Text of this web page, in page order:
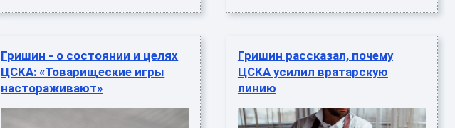
Гришин - о состоянии и целях
ЦСКА: «Товарищеские игры
настораживают»
Гришин рассказал, почему
ЦСКА усилил вратарскую
линию